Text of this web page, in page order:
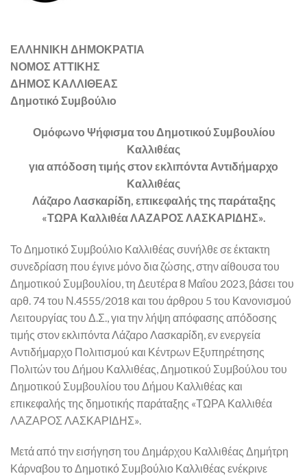
ΕΛΛΗΝΙΚΗ ΔΗΜΟΚΡΑΤΙΑ
ΝΟΜΟΣ ΑΤΤΙΚΗΣ
ΔΗΜΟΣ ΚΑΛΛΙΘΕΑΣ
Δημοτικό Συμβούλιο
Ομόφωνο Ψήφισμα του Δημοτικού Συμβουλίου
Καλλιθέας
για απόδοση τιμής στον εκλιπόντα Αντιδήμαρχο
Καλλιθέας
Λάζαρο Λασκαρίδη, επικεφαλής της παράταξης
«ΤΩΡΑ Καλλιθέα ΛΑΖΑΡΟΣ ΛΑΣΚΑΡΙΔΗΣ».
Το Δημοτικό Συμβούλιο Καλλιθέας συνήλθε σε έκτακτη
συνεδρίαση που έγινε μόνο δια ζώσης, στην αίθουσα του
Δημοτικού Συμβουλίου, τη Δευτέρα 8 Μαΐου 2023, βάσει του
αρθ. 74 του Ν.4555/2018 και του άρθρου 5 του Κανονισμού
Λειτουργίας του Δ.Σ., για την λήψη απόφασης απόδοσης
τιμής στον εκλιπόντα Λάζαρο Λασκαρίδη, εν ενεργεία
Αντιδήμαρχο Πολιτισμού και Κέντρων Εξυπηρέτησης
Πολιτών του Δήμου Καλλιθέας, Δημοτικού Συμβούλου του
Δημοτικού Συμβουλίου του Δήμου Καλλιθέας και
επικεφαλής της δημοτικής παράταξης «ΤΩΡΑ Καλλιθέα
ΛΑΖΑΡΟΣ ΛΑΣΚΑΡΙΔΗΣ».
Μετά από την εισήγηση του Δημάρχου Καλλιθέας Δημήτρη
Κάρναβου το Δημοτικό Συμβούλιο Καλλιθέας ενέκρινε